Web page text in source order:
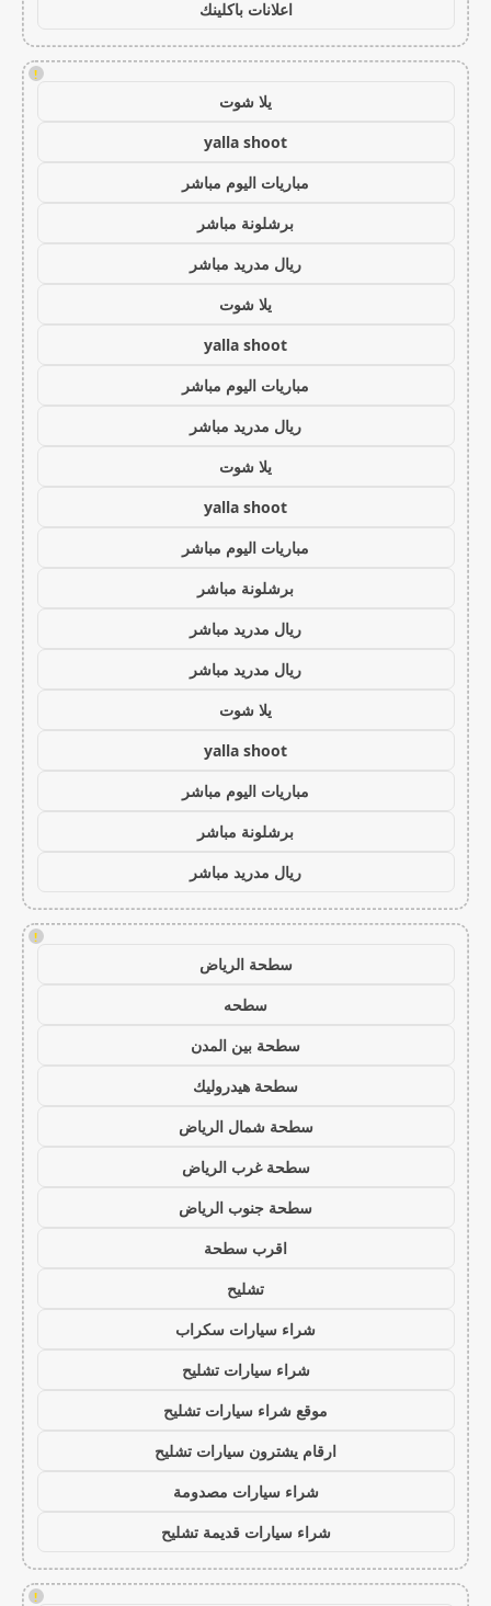
اعلانات باكلينك
!
يلا شوت
yalla shoot
مباريات اليوم مباشر
برشلونة مباشر
ريال مدريد مباشر
يلا شوت
yalla shoot
مباريات اليوم مباشر
ريال مدريد مباشر
يلا شوت
yalla shoot
مباريات اليوم مباشر
برشلونة مباشر
ريال مدريد مباشر
ريال مدريد مباشر
يلا شوت
yalla shoot
مباريات اليوم مباشر
برشلونة مباشر
ريال مدريد مباشر
!
سطحة الرياض
سطحه
سطحة بين المدن
سطحة هيدروليك
سطحة شمال الرياض
سطحة غرب الرياض
سطحة جنوب الرياض
اقرب سطحة
تشليح
شراء سيارات سكراب
شراء سيارات تشليح
موقع شراء سيارات تشليح
ارقام يشترون سيارات تشليح
شراء سيارات مصدومة
شراء سيارات قديمة تشليح
!